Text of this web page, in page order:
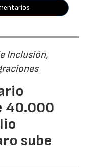
Inclusión,
40.000
sube